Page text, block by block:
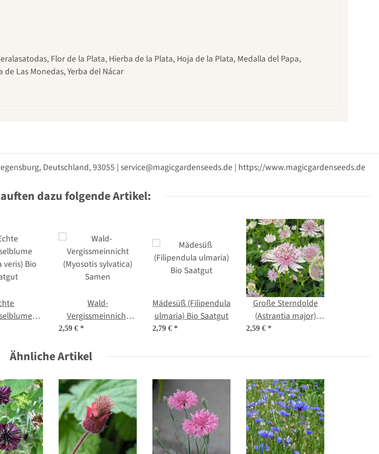
Flor de la Plata, Hierba de la Plata, Hoja de la Plata, Medalla del Papa,
Las Monedas, Yerba del Nácar
Deutschland, 93055 | service@magicgardenseeds.de | https://www.magicgardenseeds.de
dazu folgende Artikel:
Bio
Wald-
Vergissmeinnicht
(Myosotis sylvatica)
2,59 € *
Mädesüß (Filipendula
ulmaria) Bio Saatgut
2,79 € *
Große Sterndolde
(Astrantia major)
2,59 € *
Ähnliche Artikel